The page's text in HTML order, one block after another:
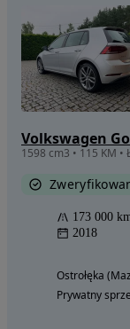
Volkswagen
1598 cm3 • 115 KM
173 000
2018
Ostrołęka
Prywatny